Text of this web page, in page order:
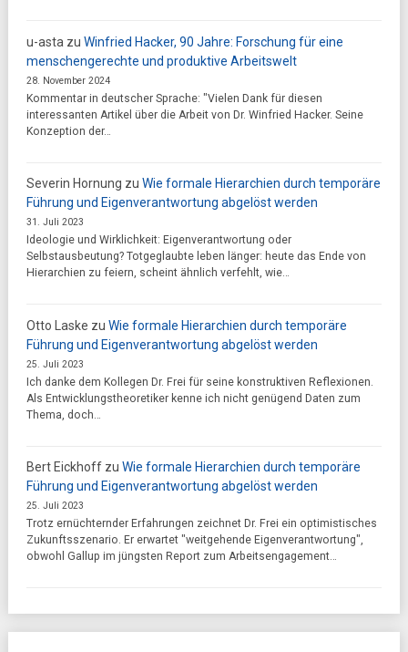
u-asta zu Winfried Hacker, 90 Jahre: Forschung für eine
menschengerechte und produktive Arbeitswelt
28. November 2024
Kommentar in deutscher Sprache: "Vielen Dank für diesen
interessanten Artikel über die Arbeit von Dr. Winfried Hacker. Seine
Konzeption der…
Severin Hornung zu Wie formale Hierarchien durch temporäre
Führung und Eigenverantwortung abgelöst werden
31. Juli 2023
Ideologie und Wirklichkeit: Eigenverantwortung oder
Selbstausbeutung? Totgeglaubte leben länger: heute das Ende von
Hierarchien zu feiern, scheint ähnlich verfehlt, wie…
Otto Laske zu Wie formale Hierarchien durch temporäre
Führung und Eigenverantwortung abgelöst werden
25. Juli 2023
Ich danke dem Kollegen Dr. Frei für seine konstruktiven Reflexionen.
Als Entwicklungstheoretiker kenne ich nicht genügend Daten zum
Thema, doch…
Bert Eickhoffzu Wie formale Hierarchien durch temporäre
Führung und Eigenverantwortung abgelöst werden
25. Juli 2023
Trotz ernüchternder Erfahrungen zeichnet Dr. Frei ein optimistisches
Zukunftsszenario. Er erwartet "weitgehende Eigenverantwortung",
obwohl Gallup im jüngsten Report zum Arbeitsengagement…